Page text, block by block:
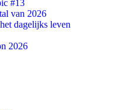
#13
van 2026
dagelijks leven
2026